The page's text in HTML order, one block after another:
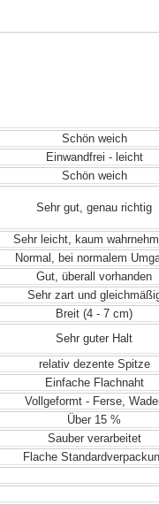
Schön weich
Einwandfrei - leicht
Schön weich
Sehr gut, genau richtig
Sehr leicht, kaum
Normal, bei normalem
Gut, überall vorhanden
Sehr zart und
Breit (4 - 7 cm)
Sehr guter Halt
relativ dezente Spitze
Einfache Flachnaht
Vollgeformt - Ferse,
Über 15 %
Sauber verarbeitet
Flache